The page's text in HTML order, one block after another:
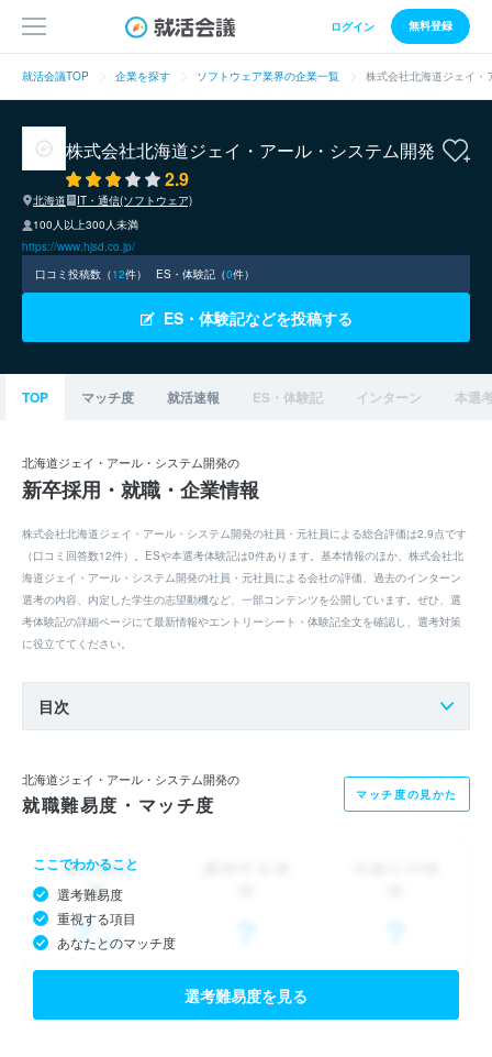
ログイン 無料登録
就活会議TOP 企業を探す ソフトウェア業界の企業一覧 株式会社北海道ジェイ・
株式会社北海道ジェイ・アール・システム開発
2.9
北海道
IT・通信(ソフトウェア)
100人以上300人未満
https://www.hjsd.co.jp/
口コミ投稿数（12件） ES・体験記（0件）
ES・体験記などを投稿する
TOP マッチ度 就活速報 ES・体験記 インターン 本選
北海道ジェイ・アール・システム開発の
新卒採用・就職・企業情報
株式会社北海道ジェイ・アール・システム開発の社員・元社員による総合評価は2.9点です
（口コミ回答数12件）。ESや本選考体験記は0件あります。基本情報のほか、株式会社北
海道ジェイ・アール・システム開発の社員・元社員による会社の評価、過去のインターン
選考の内容、内定した学生の志望動機など、一部コンテンツを公開しています。ぜひ、選
考体験記の詳細ページにて最新情報やエントリーシート・体験記全文を確認し、選考対策
に役立ててください。
目次
北海道ジェイ・アール・システム開発の
就職難易度・マッチ度 マッチ度の見かた
ここでわかること
選考難易度
重視する項目
あなたとのマッチ度
選考難易度を見る